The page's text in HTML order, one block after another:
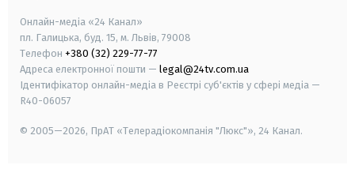
Онлайн-медіа «24 Канал»
пл. Галицька, буд. 15, м. Львів, 79008
Телефон +380 (32) 229-77-77
Адреса електронної пошти — legal@24tv.com.ua
Ідентифікатор онлайн-медіа в Реєстрі суб'єктів у сфері медіа —
R40-06057
© 2005—2026, ПрАТ «Телерадіокомпанія "Люкс"», 24 Канал.